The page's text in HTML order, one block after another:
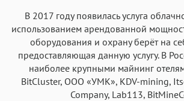
В 2017 году появилась услуга
использованием арендованной
оборудования и охрану берёт на
предоставляющая данную услугу. В
наиболее крупными майнинг
BitCluster, ООО «УМК», KDV-mining,
Company, Lab113,